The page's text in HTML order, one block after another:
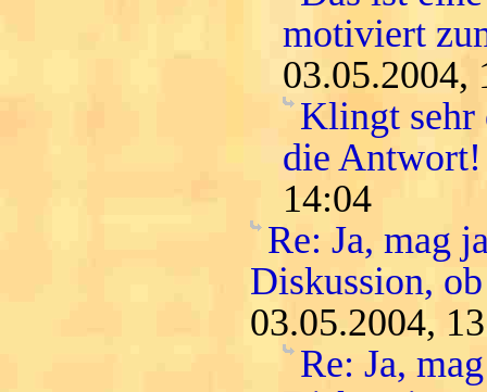
motiviert
03.05.2004,
Klingt sehr
die
14:04
Re: Ja, mag
Diskussion,
03.05.2004,
Re: Ja,